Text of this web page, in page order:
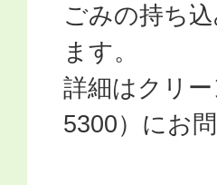
ごみの持ち
ます。
詳細はクリ
5300）にお